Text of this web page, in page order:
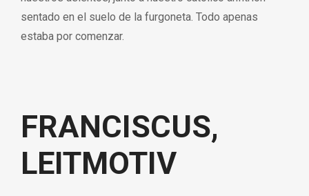
sentado en el suelo de la furgoneta. Todo apenas
estaba por comenzar.
FRANCISCUS,
LEITMOTIV